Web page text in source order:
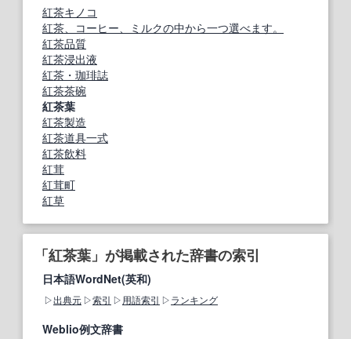
紅茶キノコ
紅茶、コーヒー、ミルクの中から一つ選べます。
紅茶品質
紅茶浸出液
紅茶・珈琲誌
紅茶茶碗
紅茶葉
紅茶製造
紅茶道具一式
紅茶飲料
紅茸
紅茸町
紅草
「紅茶葉」が掲載された辞書の索引
日本語WordNet(英和)
出典元 索引 用語索引 ランキング
Weblio例文辞書